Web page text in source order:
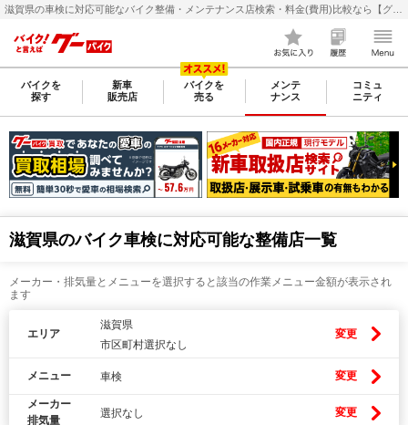
バイクを
探す
新車
販売店
バイクを
売る
メンテ
ナンス
コミュ
ニティ
滋賀県のバイク車検に対応可能な整備店一覧
メーカー・排気量とメニューを選択すると該当の作業メニュー金額が表示され
ます
エリア
滋賀県
市区町村選択なし
変更
メニュー 車検 変更
メーカー
排気量
選択なし 変更